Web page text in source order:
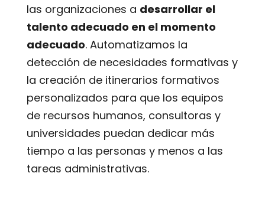
las organizaciones a desarrollar el
talento adecuado en el momento
adecuado. Automatizamos la
detección de necesidades formativas y
la creación de itinerarios formativos
personalizados para que los equipos
de recursos humanos, consultoras y
universidades puedan dedicar más
tiempo a las personas y menos a las
tareas administrativas.